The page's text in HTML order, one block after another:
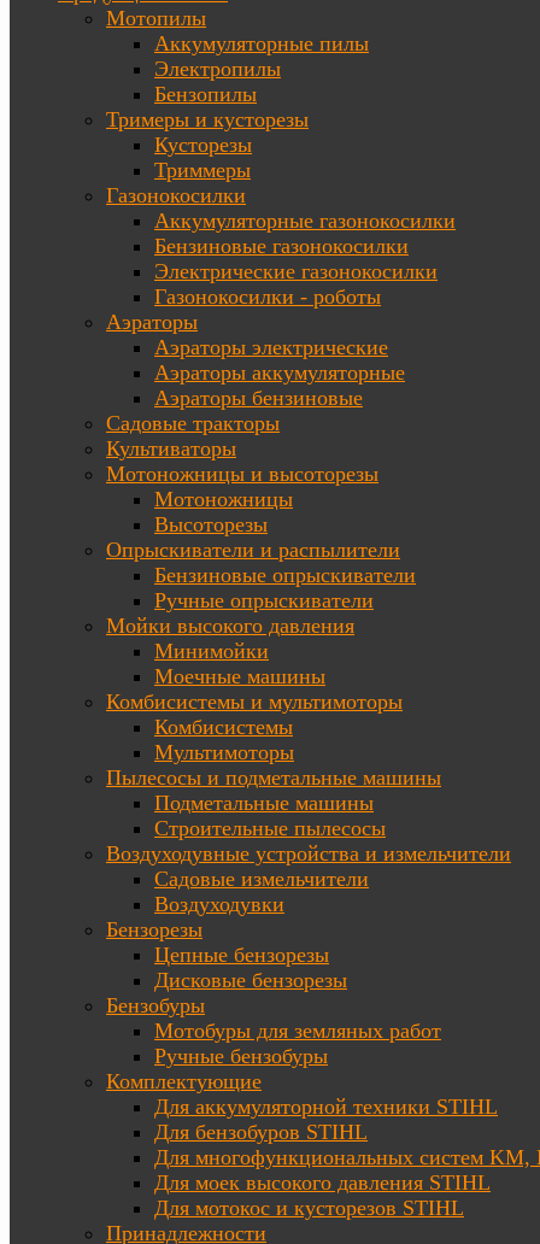
Мотопилы
Аккумуляторные пилы
Электропилы
Бензопилы
Тримеры и кусторезы
Кусторезы
Триммеры
Газонокосилки
Аккумуляторные газонокосилки
Бензиновые газонокосилки
Электрические газонокосилки
Газонокосилки - роботы
Аэраторы
Аэраторы электрические
Аэраторы аккумуляторные
Аэраторы бензиновые
Садовые тракторы
Культиваторы
Мотоножницы и высоторезы
Мотоножницы
Высоторезы
Опрыскиватели и распылители
Бензиновые опрыскиватели
Ручные опрыскиватели
Мойки высокого давления
Минимойки
Моечные машины
Комбисистемы и мультимоторы
Комбисистемы
Мультимоторы
Пылесосы и подметальные машины
Подметальные машины
Строительные пылесосы
Воздуходувные устройства и измельчители
Садовые измельчители
Воздуходувки
Бензорезы
Цепные бензорезы
Дисковые бензорезы
Бензобуры
Мотобуры для земляных работ
Ручные бензобуры
Комплектующие
Для аккумуляторной техники STIHL
Для бензобуров STIHL
Для многофункциональных систем KM,
Для моек высокого давления STIHL
Для мотокос и кусторезов STIHL
Принадлежности